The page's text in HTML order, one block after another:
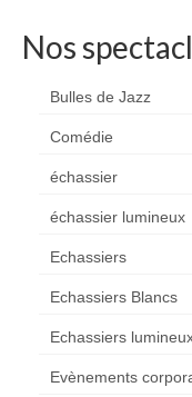
Nos
Bulles de Jazz
Comédie
échassier
échassier lumineux
Echassiers
Echassiers Blancs
Echassiers
Evènements